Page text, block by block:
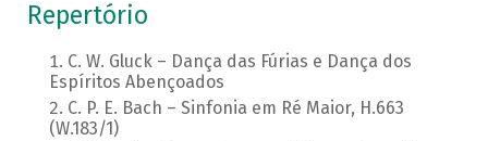
Repertório
C. W. Gluck – Dança das Fúrias e Dança dos
Espíritos Abençoados
C. P. E. Bach – Sinfonia em Ré Maior, H.663
(W.183/1)